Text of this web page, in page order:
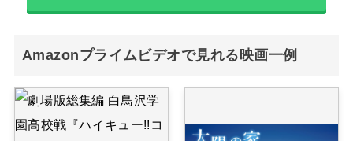
Amazonプライムビデオで見れる映画一例